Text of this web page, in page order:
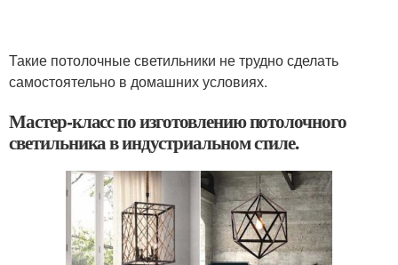
Такие потолочные светильники не трудно сделать
самостоятельно в домашних условиях.
Мастер-класс по изготовлению потолочного
светильника в индустриальном стиле.